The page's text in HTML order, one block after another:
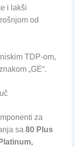
i lakši
od
TDP-om,
„GE“.
za
sa 80 Plus